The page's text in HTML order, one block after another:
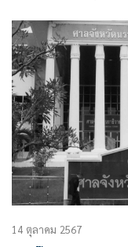
14 ตุลาคม 2567